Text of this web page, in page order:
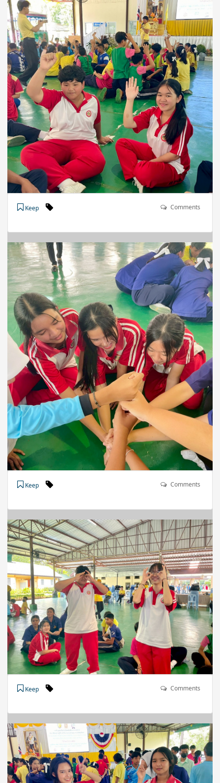
Keep Comments
Keep Comments
Keep Comments